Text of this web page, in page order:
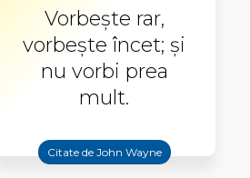
Vorbeşte rar,
vorbeşte încet; şi
nu vorbi prea
mult.
Citate de John Wayne